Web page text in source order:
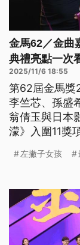
金馬62／金曲
典禮亮點一次
2025/11/6 18:55
第62屆金馬獎
李竺芯、孫盛
翁倩玉與日本
濛》入圍11獎
晨等人廝殺。
左撇子女孩